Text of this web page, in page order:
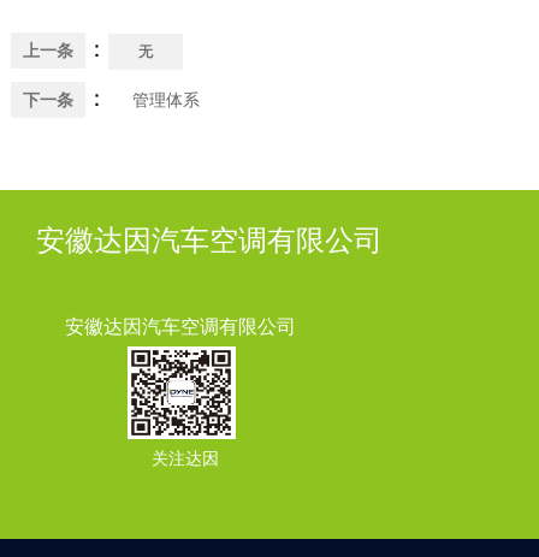
上一条 ： 无
下一条 ： 管理体系
安徽达因汽车空调有限公司
安徽达因汽车空调有限公司
关注达因